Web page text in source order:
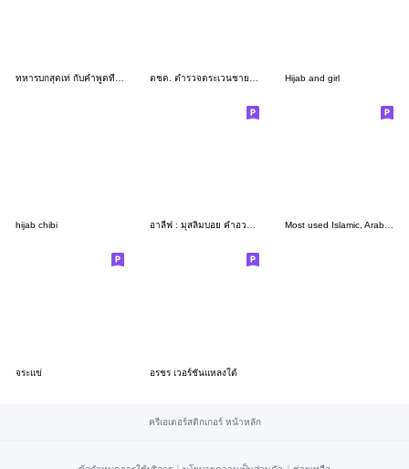
Hijab and girl
hijab chibi อาลีฟ : มุสลิมบอย คำอวยพรดีๆ Most used Islamic, Arabic,Bahasa phrases
จระแข่ อรชร เวอร์ชั่นแหลงใต้
ครีเอเตอร์สติกเกอร์ หน้าหลัก